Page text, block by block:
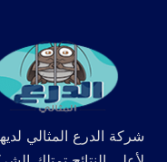
شركة الدرع المثالي